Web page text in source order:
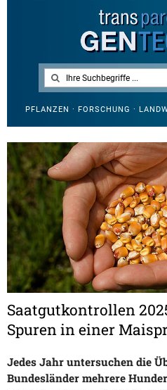
PFLANZEN · FORSCHUNG ·
Saatgutkontrollen
Spuren in einer
Jedes Jahr untersuchen die
Bundesländer mehrere